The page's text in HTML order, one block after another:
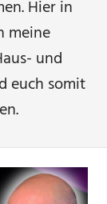
Hier in
meine
und
euch somit